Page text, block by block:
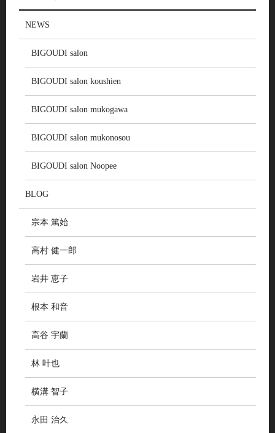
NEWS
BIGOUDI salon
BIGOUDI salon koushien
BIGOUDI salon mukogawa
BIGOUDI salon mukonosou
BIGOUDI salon Noopee
BLOG
宗本 篤始
高村 健一郎
岩井 恵子
根本 和音
高谷 宇蘭
林 叶也
横溝 智子
永田 治久